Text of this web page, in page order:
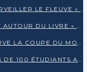
BRAZZAVILLE PROMET DE « SURVEILLER LE FLEUVE » APRÈS LA QUALIFICATION DE LA RDC AU MONDIAL
MÉDIAS ET ÉGALITÉ : UN DÉBAT AUTOUR DU LIVRE « CES FEMMES QUI REPRENNENT LE POUVOIR SUR LEUR VIE »
60 ANS APRÈS, LA RDC RETROUVE LA COUPE DU MONDE
CONGO TERMINAL FORME PLUS DE 100 ÉTUDIANTS AUX TECHNIQUES D’EMBAUCHE